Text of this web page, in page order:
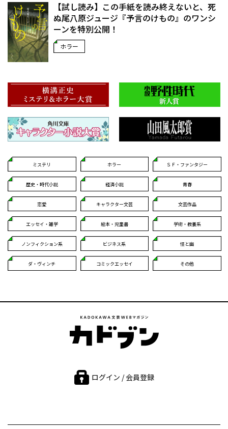
【試し読み】この手紙を読み終えないと、死
ぬ――尾八原ジュージ『予言のけもの』のワンシ
ーンを特別公開！
ホラー
ミステリ ホラー ＳＦ・ファンタジー
歴史・時代小説 経済小説 青春
恋愛 キャラクター文芸 文芸作品
エッセイ・雑学 絵本・児童書 学術・教養系
ノンフィクション系 ビジネス系 怪と幽
ダ・ヴィンチ コミックエッセイ その他
ログイン / 会員登録